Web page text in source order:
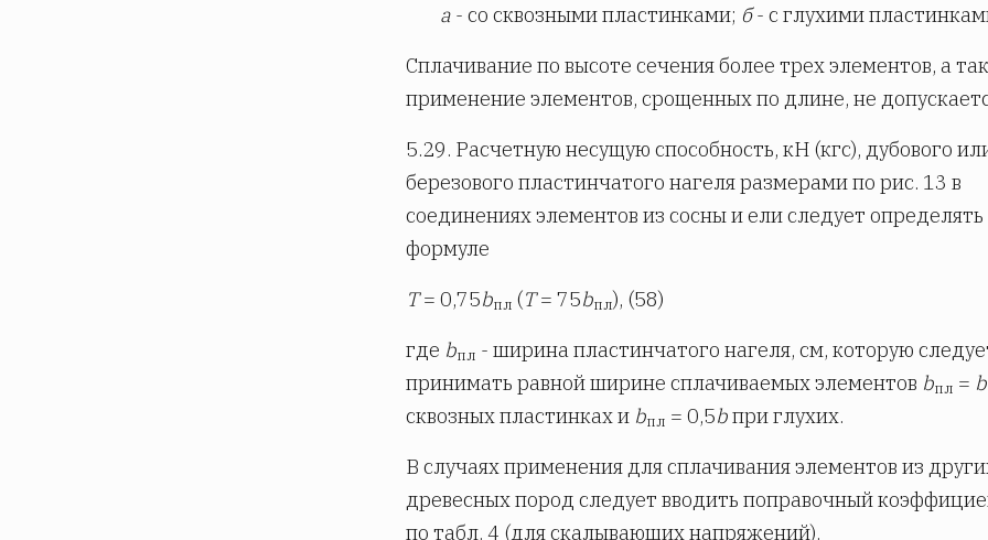
а - со сквозными пластинками; б- с глухими
Сплачивание по высоте сечения более трех элементов, а
применение элементов, срощенных по длине, не
5.29. Расчетную несущую способность, кН (кгс), дубового
березового пластинчатого нагеля размерами по рис. 13 в
соединениях элементов из сосны и ели следует определять
формуле
Т= 0,75bпл (Т= 75bпл), (58)
где bпл - ширина пластинчатого нагеля, см, которую
принимать равной ширине сплачиваемых элементов bпл = b
сквозных пластинках и bпл = 0,5bпри глухих.
В случаях применения для сплачивания элементов из
древесных пород следует вводить поправочный
по табл. 4 (для скалывающих напряжений).